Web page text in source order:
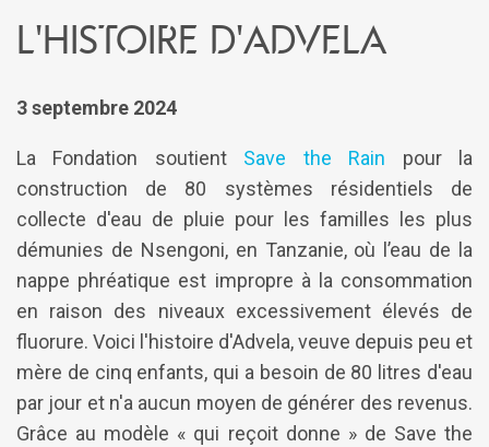
L'histoire d'Advela
3 septembre 2024
La Fondation soutient Save the Rain pour la
construction de 80 systèmes résidentiels de
collecte d'eau de pluie pour les familles les plus
démunies de Nsengoni, en Tanzanie, où l’eau de la
nappe phréatique est impropre à la consommation
en raison des niveaux excessivement élevés de
fluorure. Voici l'histoire d'Advela, veuve depuis peu et
mère de cinq enfants, qui a besoin de 80 litres d'eau
par jour et n'a aucun moyen de générer des revenus.
Grâce au modèle « qui reçoit donne » de Save the